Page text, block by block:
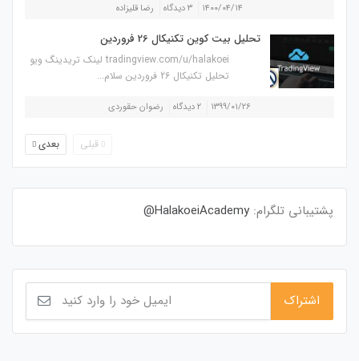
۱۴۰۰/۰۴/۱۴ ۳ دیدگاه رضا قلیزاده
تحلیل بیت کوین تکنیکال 26 فروردین
tradingview.com/u/halakoei لینک تریدینگ ویو
تحلیل تکنیکال 26 فروردین سلام...
۱۳۹۹/۰۱/۲۶ ۲ دیدگاه رضوان حقوردی
قبلی بعدی
پشتیبانی تلگرام: HalakoeiAcademy@